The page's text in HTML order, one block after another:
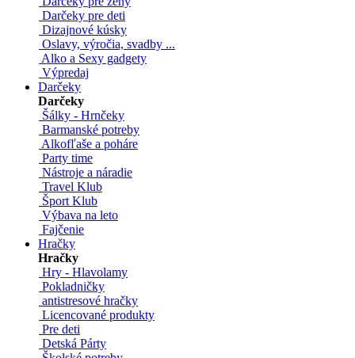
Darčeky pre deti
Dizajnové kúsky
Oslavy, výročia, svadby ...
Alko a Sexy gadgety
Výpredaj
Darčeky
Darčeky
Šálky - Hrnčeky
Barmanské potreby
Alkofľaše a poháre
Party time
Nástroje a náradie
Travel Klub
Šport Klub
Výbava na leto
Fajčenie
Hračky
Hračky
Hry - Hlavolamy
Pokladničky
antistresové hračky
Licencované produkty
Pre deti
Detská Párty